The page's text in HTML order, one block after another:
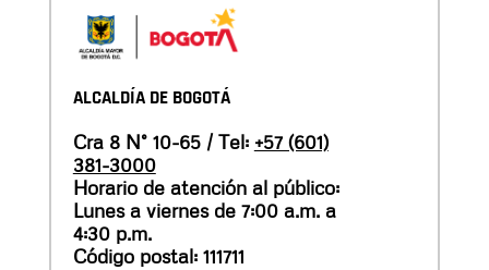
ALCALDÍA DE BOGOTÁ
Cra 8 N° 10-65 / Tel: +57 (601)
381-3000
Horario de atención al público:
Lunes a viernes de 7:00 a.m. a
4:30 p.m.
Código postal: 111711